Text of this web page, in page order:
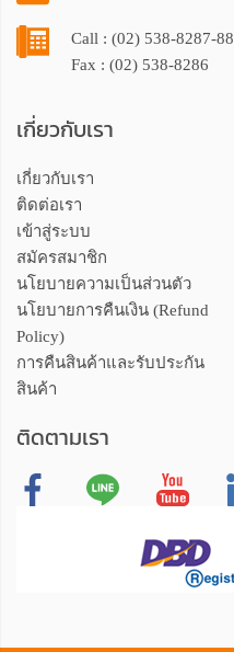
Call : (02) 538-8287-88
Fax : (02) 538-8286
เกี่ยวกับเรา
เกี่ยวกับเรา
ติดต่อเรา
เข้าสู่ระบบ
สมัครสมาชิก
นโยบายความเป็นส่วนตัว
นโยบายการคืนเงิน (Refund
Policy)
การคืนสินค้าและรับประกัน
สินค้า
ติดตามเรา